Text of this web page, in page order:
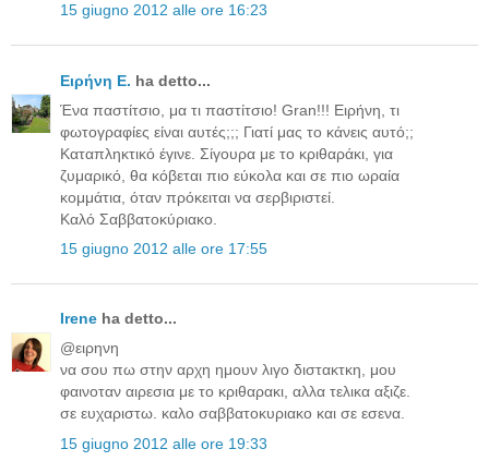
15 giugno 2012 alle ore 16:23
Ειρήνη Ε. ha detto...
Ένα παστίτσιο, μα τι παστίτσιο! Gran!!! Ειρήνη, τι
φωτογραφίες είναι αυτές;;; Γιατί μας το κάνεις αυτό;;
Καταπληκτικό έγινε. Σίγουρα με το κριθαράκι, για
ζυμαρικό, θα κόβεται πιο εύκολα και σε πιο ωραία
κομμάτια, όταν πρόκειται να σερβιριστεί.
Καλό Σαββατοκύριακο.
15 giugno 2012 alle ore 17:55
Irene ha detto...
@ειρηνη
να σου πω στην αρχη ημουν λιγο διστακτκη, μου
φαινοταν αιρεσια με το κριθαρακι, αλλα τελικα αξιζε.
σε ευχαριστω. καλο σαββατοκυριακο και σε εσενα.
15 giugno 2012 alle ore 19:33